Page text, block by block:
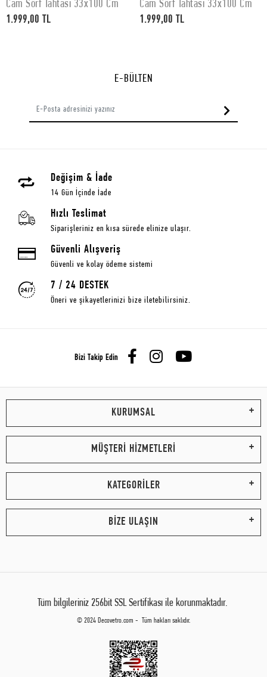
Cam Sörf Tahtası 33x100 Cm
1.999,00 TL
Cam Sörf Tahtası 33x100 Cm
1.999,00 TL
E-BÜLTEN
Değişim & İade
14 Gün İçinde İade
Hızlı Teslimat
Siparişleriniz en kısa sürede elinize ulaşır.
Güvenli Alışveriş
Güvenli ve kolay ödeme sistemi
7 / 24 DESTEK
Öneri ve şikayetlerinizi bize iletebilirsiniz.
Bizi Takip Edin
KURUMSAL
MÜŞTERİ HİZMETLERİ
KATEGORİLER
BİZE ULAŞIN
Tüm bilgileriniz 256bit SSL Sertifikası ile korunmaktadır.
© 2024 Decovetro.com - Tüm hakları saklıdır.